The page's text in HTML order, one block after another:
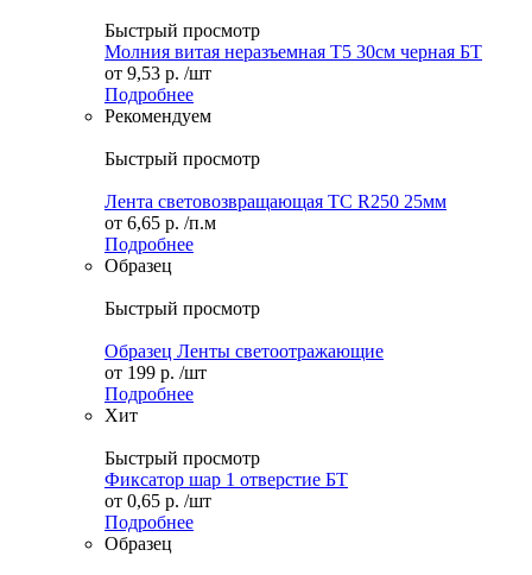
Быстрый просмотр
Молния витая неразъемная Т5 30см черная БТ
от 9,53 р. /шт
Подробнее
Рекомендуем
Быстрый просмотр
Лента световозвращающая ТС R250 25мм
от 6,65 р. /п.м
Подробнее
Образец
Быстрый просмотр
Образец Ленты светоотражающие
от 199 р. /шт
Подробнее
Хит
Быстрый просмотр
Фиксатор шар 1 отверстие БТ
от 0,65 р. /шт
Подробнее
Образец